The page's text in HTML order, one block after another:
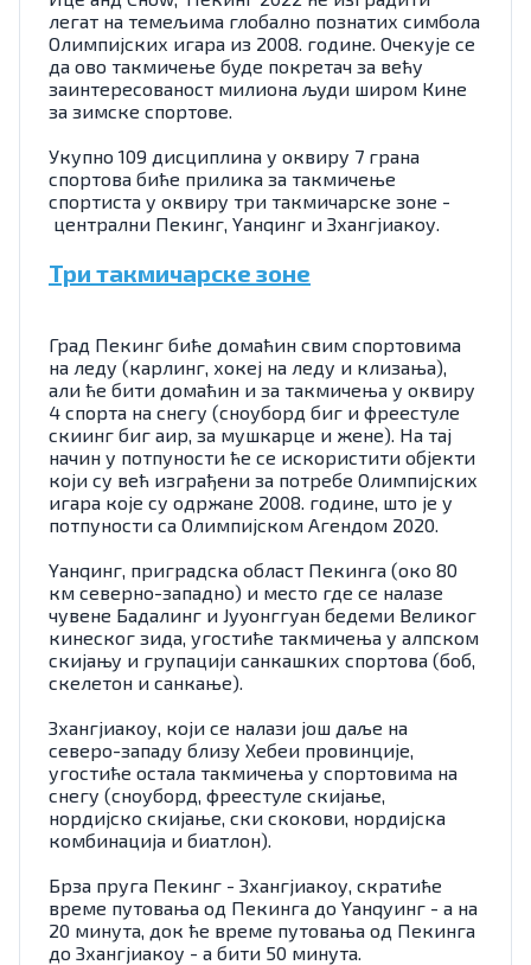
легат на темељима глобално познатих симбола
Олимпијских игара из 2008. године. Очекује се
да ово такмичење буде покретач за већу
заинтересованост милиона људи широм Кине
за зимске спортове.
Укупно 109 дисциплина у оквиру 7 грана
спортова биће прилика за такмичење
спортиста у оквиру три такмичарске зоне -
централни Пекинг, Yанqинг и Зхангјиакоу.
Три такмичарске зоне
Град Пекинг биће домаћин свим спортовима
на леду (карлинг, хокеј на леду и клизања),
али ће бити домаћин и за такмичења у оквиру
4 спорта на снегу (сноуборд биг и фреестyле
скиинг биг аир, за мушкарце и жене). На тај
начин у потпуности ће се искористити објекти
који су већ изграђени за потребе Олимпијских
игара које су одржане 2008. године, што је у
потпуности са Олимпијском Агендом 2020.
Yанqинг, приградска област Пекинга (око 80
км северно-западно) и место где се налазе
чувене Бадалинг и Јуyонггуан бедеми Великог
кинеског зида, угостиће такмичења у алпском
скијању и групацији санкашких спортова (боб,
скелетон и санкање).
Зхангјиакоу, који се налази још даље на
северо-западу близу Хебеи провинције,
угостиће остала такмичења у спортовима на
снегу (сноуборд, фреестyле скијање,
нордијско скијање, ски скокови, нордијска
комбинација и биатлон).
Брза пруга Пекинг - Зхангјиакоу, скратиће
време путовања од Пекинга до Yанqуинг - а на
20 минута, док ће време путовања од Пекинга
до Зхангјиакоу - а бити 50 минута.